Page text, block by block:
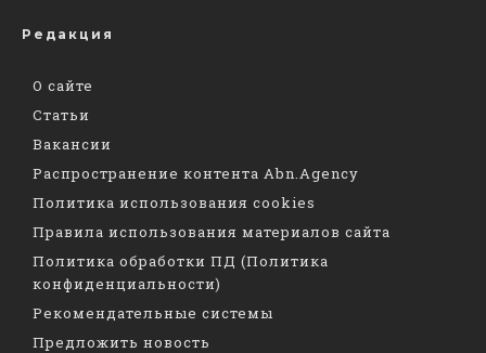
Редакция
О сайте
Статьи
Вакансии
Распространение контента Abn.Agency
Политика использования cookies
Правила использования материалов сайта
Политика обработки ПД (Политика
конфиденциальности)
Рекомендательные системы
Предложить новость